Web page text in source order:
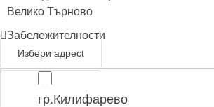
Велико Търново
Забележителности
Избери адрес
гр.Килифарево